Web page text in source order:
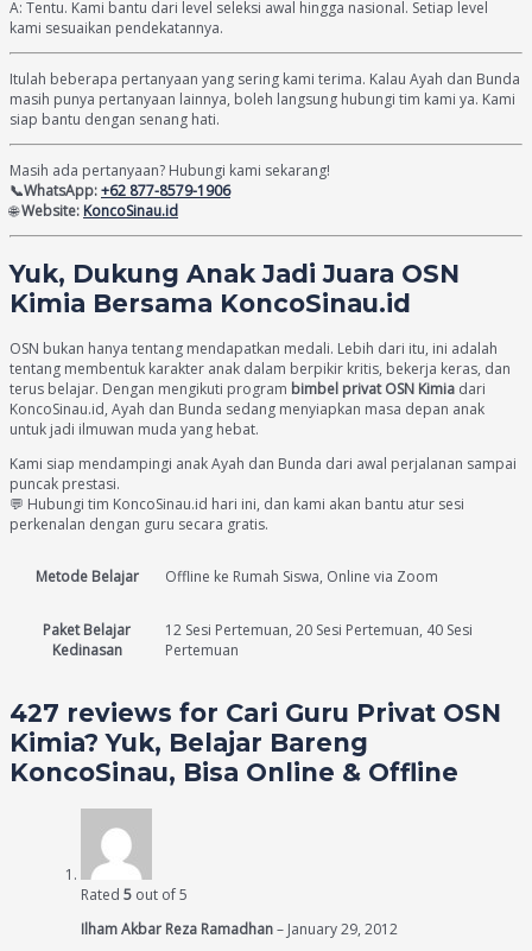
A: Tentu. Kami bantu dari level seleksi awal hingga nasional. Setiap level
kami sesuaikan pendekatannya.
Itulah beberapa pertanyaan yang sering kami terima. Kalau Ayah dan Bunda
masih punya pertanyaan lainnya, boleh langsung hubungi tim kami ya. Kami
siap bantu dengan senang hati.
Masih ada pertanyaan? Hubungi kami sekarang!
📞WhatsApp:+62 877-8579-1906
🌐Website: KoncoSinau.id
Yuk, Dukung Anak Jadi Juara OSN
Kimia Bersama KoncoSinau.id
OSN bukan hanya tentang mendapatkan medali. Lebih dari itu, ini adalah
tentang membentuk karakter anak dalam berpikir kritis, bekerja keras, dan
terus belajar. Dengan mengikuti program bimbel privat OSN Kimia dari
KoncoSinau.id, Ayah dan Bunda sedang menyiapkan masa depan anak
untuk jadi ilmuwan muda yang hebat.
Kami siap mendampingi anak Ayah dan Bunda dari awal perjalanan sampai
puncak prestasi.
💬 Hubungi tim KoncoSinau.id hari ini, dan kami akan bantu atur sesi
perkenalan dengan guru secara gratis.
Metode Belajar Offline ke Rumah Siswa, Online via Zoom
Paket Belajar
Kedinasan
12 Sesi Pertemuan, 20 Sesi Pertemuan, 40 Sesi
Pertemuan
427 reviews for Cari Guru Privat OSN
Kimia? Yuk, Belajar Bareng
KoncoSinau, Bisa Online & Offline
Rated 5 out of 5
Ilham Akbar Reza Ramadhan– January 29, 2012